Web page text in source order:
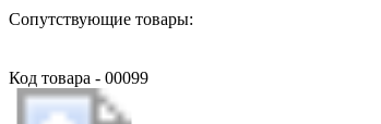
Сопутствующие товары:
Код товара - 00099